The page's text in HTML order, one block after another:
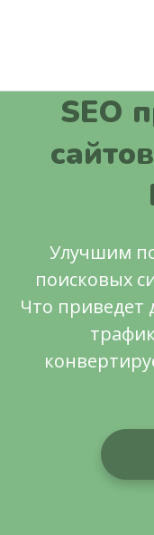
SEO
Улучшим
поисковых
Что приведет